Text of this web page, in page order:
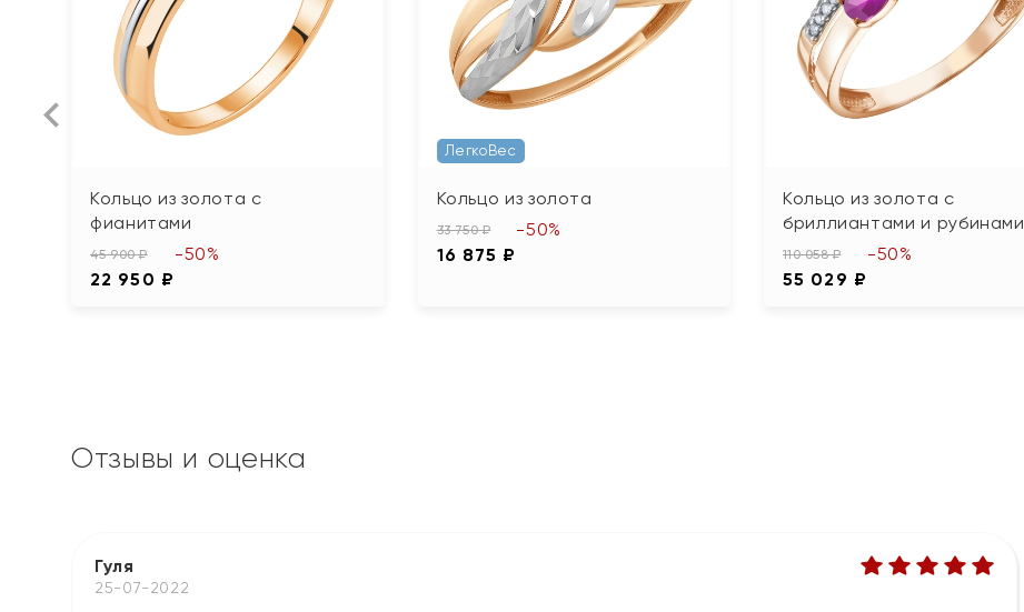
Кольцо из золота с
фианитами
45 900 ₽
22 950 ₽
-50%
ЛегкоВес
Кольцо из золота
33 750 ₽
16 875 ₽
-50%
Кольцо из золота с
бриллиантами и рубинами
110 058 ₽
55 029 ₽
-50%
Отзывы и оценка
Гуля
25-07-2022